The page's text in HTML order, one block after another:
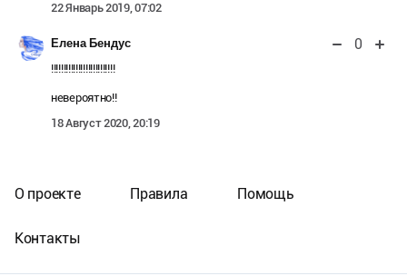
22 Январь 2019, 07:02
Елена Бендус 0
!!!!!!!!!!!!!!!!!!!!!!!!!!
невероятно!!
18 Август 2020, 20:19
О проекте Правила Помощь
Контакты